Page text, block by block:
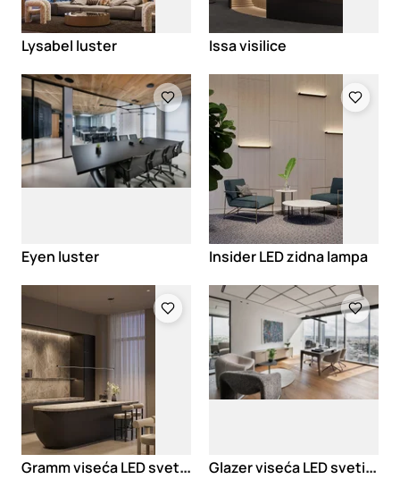
Lysabel luster
Issa visilice
Loading
Eyen luster
Insider LED zidna lampa
Loading
G
ramm viseća LED svetiljka
Loading
G
lazer viseća LED svetiljka